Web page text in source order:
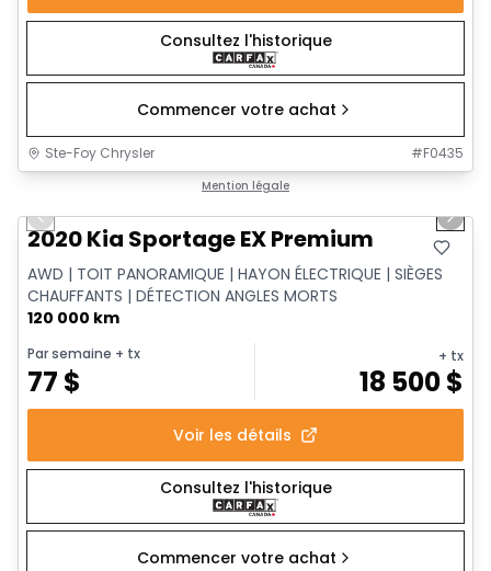
Consultez l'historique
Commencer votre achat
Ste-Foy Chrysler #F0435
Mention légale
Previous slide Next
2020 Kia Sportage EX Premium
AWD | TOIT PANORAMIQUE | HAYON ÉLECTRIQUE | SIÈGES
CHAUFFANTS | DÉTECTION ANGLES MORTS
120 000 km
Par semaine + tx
77 $
+ tx
18 500$
Voir les détails
Consultez l'historique
Commencer votre achat